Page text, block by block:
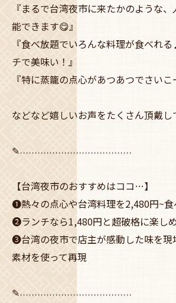
『まるで台湾夜市に来たかのような
能できます😋』
『食べ放題でいろんな料理が食べれ
チで美味い！』
『特に蒸籠の点心があつあつでさいこ
などなど嬉しいお声をたくさん頂戴し
✎˒˒˒˒˒˒˒˒˒˒˒˒˒˒˒˒˒˒˒˒˒˒˒˒˒˒˒˒˒˒˒˒˒˒˒˒˒˒
【台湾夜市のおすすめはココ…】
❶熱々の点心や台湾料理を2,480円~食
❷ランチなら1,480円と超破格に楽し
❸台湾の夜市で店主が感動した味を現
素材を使って再現
✎˒˒˒˒˒˒˒˒˒˒˒˒˒˒˒˒˒˒˒˒˒˒˒˒˒˒˒˒˒˒˒˒˒˒˒˒˒˒